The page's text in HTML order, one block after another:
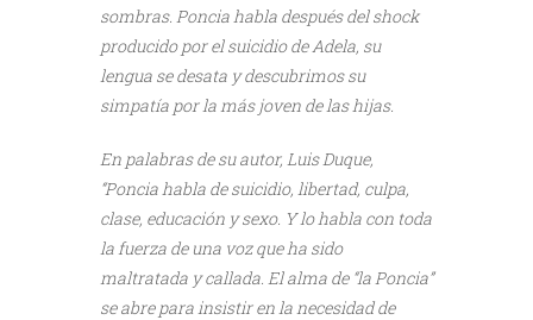
sombras. Poncia habla después del shock
producido por el suicidio de Adela, su
lengua se desata y descubrimos su
simpatía por la más joven de las hijas.
En palabras de su autor, Luis Duque,
“Poncia habla de suicidio, libertad, culpa,
clase, educación y sexo. Y lo habla con toda
la fuerza de una voz que ha sido
maltratada y callada. El alma de “la Poncia”
se abre para insistir en la necesidad de